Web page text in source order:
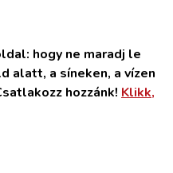
hogy ne maradj le
alatt, a síneken, a vízen
hozzánk! Klikk,